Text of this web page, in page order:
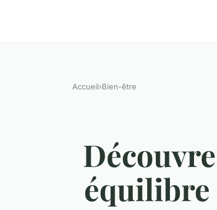
Accueil›Bien-être